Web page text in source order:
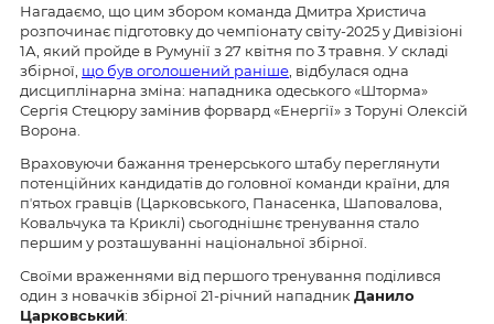
Нагадаємо, що цим збором команда Дмитра Христича
розпочинає підготовку до чемпіонату світу-2025 у Дивізіоні
1А, який пройде в Румунії з 27 квітня по 3 травня. У складі
збірної, що був оголошений раніше , відбулася одна
дисциплінарна зміна: нападника одеського «Шторма»
Сергія Стецюру замінив форвард «Енергії» з Торуні Олексій
Ворона.
Враховуючи бажання тренерського штабу переглянути
потенційних кандидатів до головної команди країни, для
пʼятьох гравців (Царковського, Панасенка, Шаповалова,
Ковальчука та Криклі) сьогоднішнє тренування стало
першим у розташуванні національної збірної.
Своїми враженнями від першого тренування поділився
один з новачків збірної 21-річний нападник Данило
Царковський: